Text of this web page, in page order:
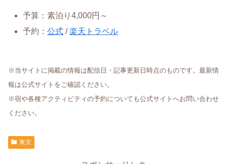
予算：素泊り4,000円～
予約：公式 /楽天トラベル
※当サイトに掲載の情報は配信日・記事更新日時点のものです。最新情
報は公式サイトをご確認ください。
※宿や各種アクティビティの予約についても公式サイトへお問い合わせ
ください。
東京